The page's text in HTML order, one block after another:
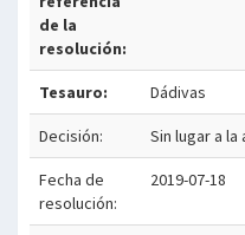
de la
resolución:
Tesauro: Dádivas
Decisión: Sin lugar a
Fecha de
resolución:
2019-07-18